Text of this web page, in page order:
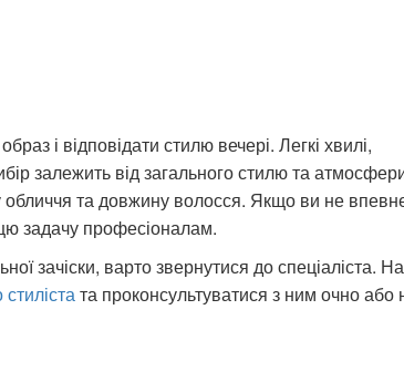
і відповідати стилю вечері. Легкі хвилі,
залежить від загального стилю та
та довжину волосся. Якщо ви не
задачу професіоналам.
зачіски, варто звернутися до спеціаліста. На
та проконсультуватися з ним очно або